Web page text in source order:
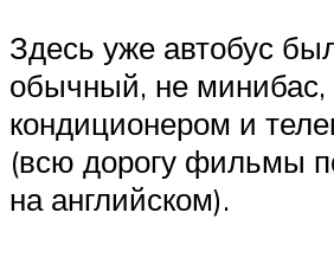
Здесь уже автобус
обычный, не
кондиционером и
(всю дорогу фильмы
на английском).